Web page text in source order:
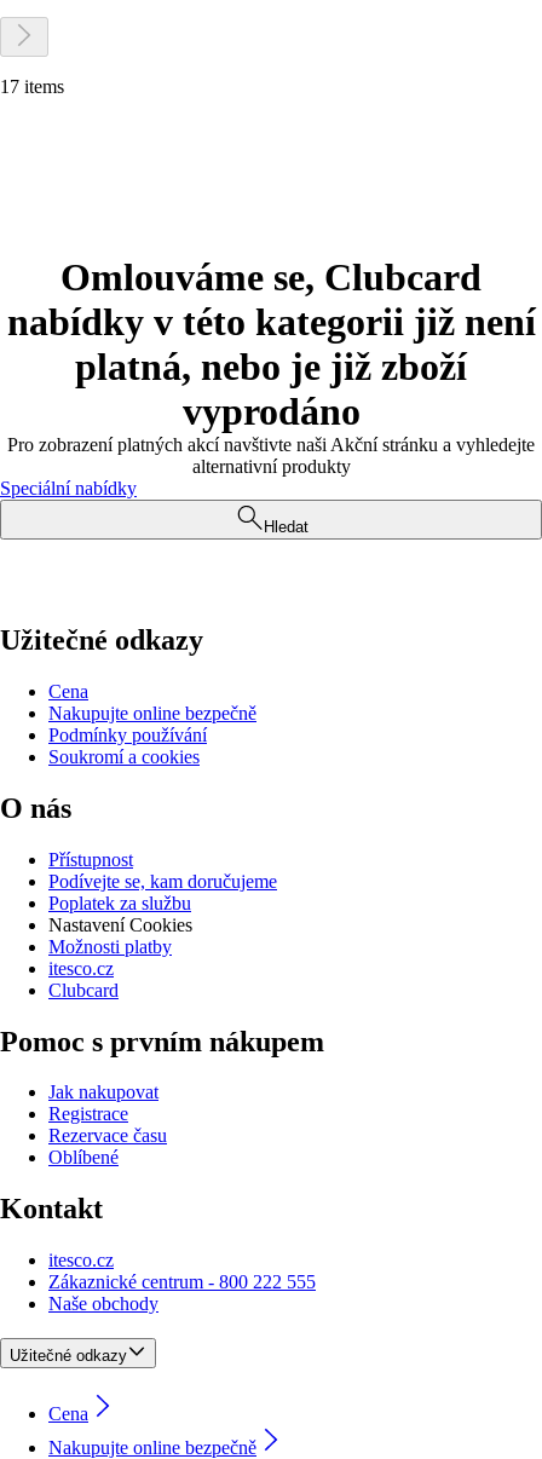
17 items
Omlouváme se, Clubcard
nabídky v této kategorii již není
platná, nebo je již zboží
vyprodáno
Pro zobrazení platných akcí navštivte naši Akční stránku a vyhledejte
alternativní produkty
Speciální nabídky
Hledat
Užitečné odkazy
Cena
Nakupujte online bezpečně
Podmínky používání
Soukromí a cookies
O nás
Přístupnost
Podívejte se, kam doručujeme
Poplatek za službu
Nastavení Cookies
Možnosti platby
itesco.cz
Clubcard
Pomoc s prvním nákupem
Jak nakupovat
Registrace
Rezervace času
Oblíbené
Kontakt
itesco.cz
Zákaznické centrum - 800 222 555
Naše obchody
Užitečné odkazy
Cena
Nakupujte online bezpečně